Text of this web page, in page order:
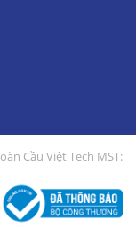
Cầu Việt Tech MST: